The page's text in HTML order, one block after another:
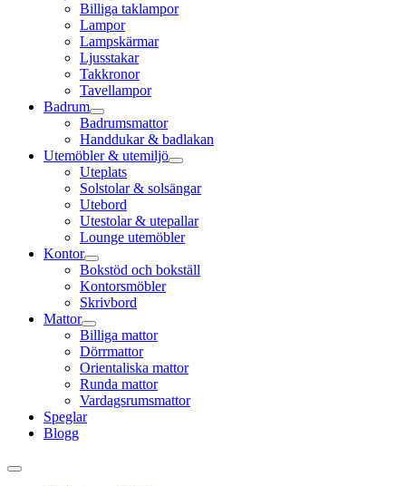
Billiga taklampor
Lampor
Lampskärmar
Ljusstakar
Takkronor
Tavellampor
Badrum
Badrumsmattor
Handdukar & badlakan
Utemöbler & utemiljö
Uteplats
Solstolar & solsängar
Utebord
Utestolar & utepallar
Lounge utemöbler
Kontor
Bokstöd och bokställ
Kontorsmöbler
Skrivbord
Mattor
Billiga mattor
Dörrmattor
Orientaliska mattor
Runda mattor
Vardagsrumsmattor
Speglar
Blogg